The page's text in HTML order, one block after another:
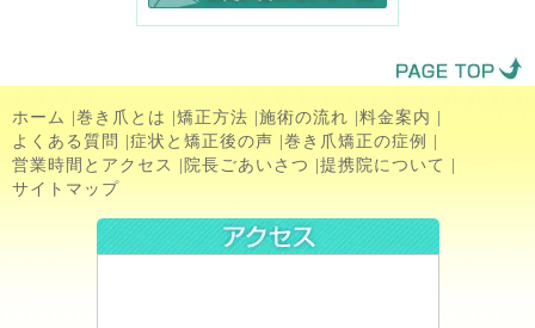
ホーム |巻き爪とは |矯正方法 |施術の流れ |料金案内 |
よくある質問 |症状と矯正後の声 |巻き爪矯正の症例 |
営業時間とアクセス |院長ごあいさつ |提携院について |
サイトマップ